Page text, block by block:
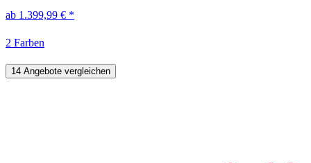
ab 1.399,99 € *
2 Farben
14 Angebote vergleichen